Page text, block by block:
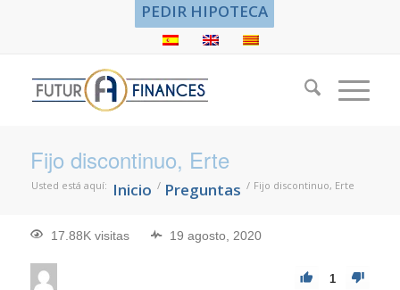
PEDIR HIPOTECA
Fijo discontinuo, Erte
Usted está aquí: Inicio / Preguntas / Fijo discontinuo, Erte
17.88K visitas 19 agosto, 2020
1